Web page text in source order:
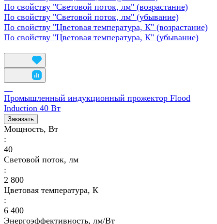
По свойству "Световой поток, лм" (возрастание)
По свойству "Световой поток, лм" (убывание)
По свойству "Цветовая температура, К" (возрастание)
По свойству "Цветовая температура, К" (убывание)
Промышленный индукционный прожектор Flood
Induction 40 Вт
Заказать
Мощность, Вт
:
40
Световой поток, лм
:
2 800
Цветовая температура, К
:
6 400
Энергоэффективность, лм/Вт